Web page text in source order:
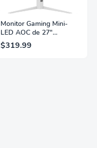
Monitor Gaming Mini-
LED AOC de 27"
Pulgadas, QHD
2560×1440, 320Hz, 1ms
$319.99